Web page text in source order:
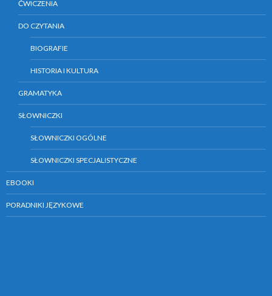
ĆWICZENIA
DO CZYTANIA
BIOGRAFIE
HISTORIA I KULTURA
GRAMATYKA
SŁOWNICZKI
SŁOWNICZKI OGÓLNE
SŁOWNICZKI SPECJALISTYCZNE
EBOOKI
PORADNIKI JĘZYKOWE